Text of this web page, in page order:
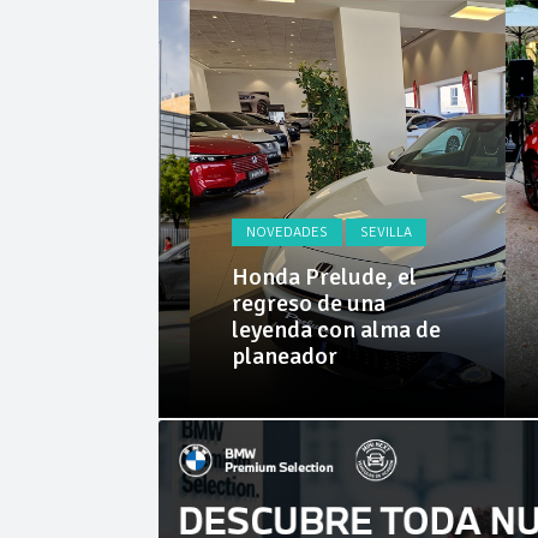
Cárnicas
La
NOVEDADES SEVILLA
Honda Prelude, el
regreso de una
leyenda con alma de
planeador